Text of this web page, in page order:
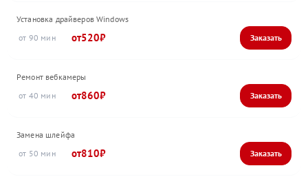
Установка драйверов Windows
90
520
Ремонт вебкамеры
40
860
Замена шлейфа
50
810